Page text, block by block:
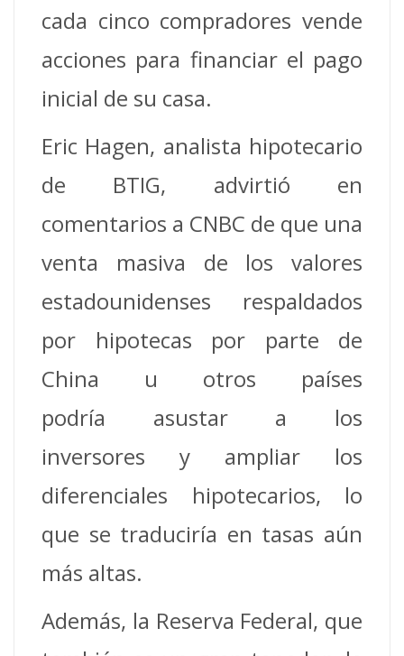
cada cinco compradores vende
acciones para financiar el pago
inicial de su casa.
Eric Hagen, analista hipotecario
de BTIG, advirtió en
comentarios a CNBC de que una
venta masiva de los valores
estadounidenses respaldados
por hipotecas por parte de
China u otros países
podría asustar a los
inversores y ampliar los
diferenciales hipotecarios, lo
que se traduciría en tasas aún
más altas.
Además, la Reserva Federal, que